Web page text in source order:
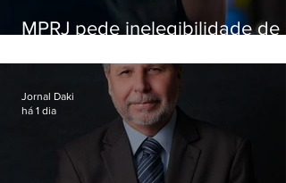
MPRJ pede inelegibilidade de
Jornal Daki
há 1 dia